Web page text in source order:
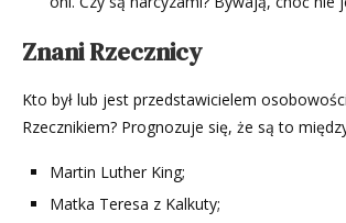
Znani Rzecznicy
Kto był lub jest przedstawicielem
Rzecznikiem? Prognozuje się, że są to
Martin Luther King;
Matka Teresa z Kalkuty;